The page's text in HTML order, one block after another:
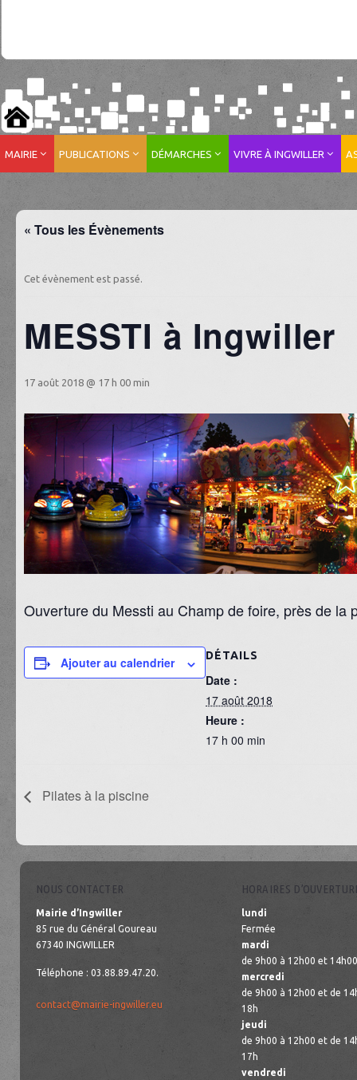
MAIRIE PUBLICATIONS DÉMARCHES VIVRE À INGWILLER
« Tous les Évènements
Cet évènement est passé.
MESSTI à Ingwiller
17 août 2018 @ 17 h 00 min
Ouverture du Messti au Champ de foire, près de
Ajouter au calendrier DÉTAILS
Date :
17 août 2018
Heure :
17 h 00 min
Pilates à la piscine
NOUS CONTACTER
Mairie d’Ingwiller
85 rue du Général Goureau
67340 INGWILLER
Téléphone : 03.88.89.47.20.
contact@mairie-ingwiller.eu
HORAIRES
lundi
Fermée
mardi
de 9h00 à 12h00 et
mercredi
de 9h00 à 12h00 et de
18h
jeudi
de 9h00 à 12h00 et de
17h
vendredi